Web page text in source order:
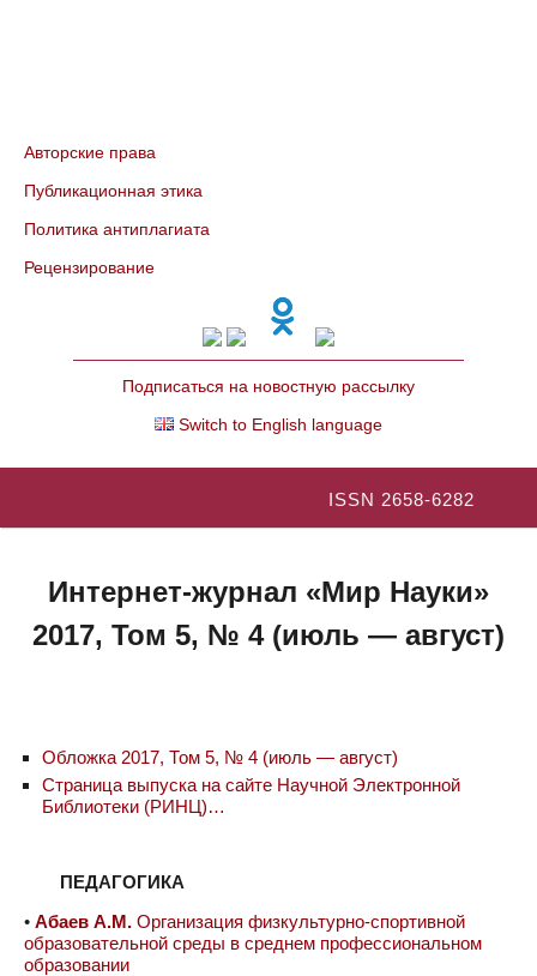
Авторские права
Публикационная этика
Политика антиплагиата
Рецензирование
Подписаться на новостную рассылку
Switch to English language
ISSN 2658-6282
Интернет-журнал «Мир Науки»
2017, Том 5, № 4 (июль — август)
Обложка 2017, Том 5, № 4 (июль — август)
Страница выпуска на сайте Научной Электронной
Библиотеки (РИНЦ)…
ПЕДАГОГИКА
• Абаев А.М. Организация физкультурно-спортивной
образовательной среды в среднем профессиональном
образовании